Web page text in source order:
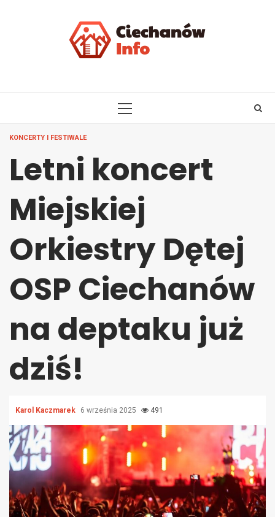
PRIMARY
KONCERTY I FESTIWALE
Letni koncert
Miejskiej
Orkiestry Dętej
OSP Ciechanów
na deptaku już
dziś!
Karol Kaczmarek 6 września 2025 491